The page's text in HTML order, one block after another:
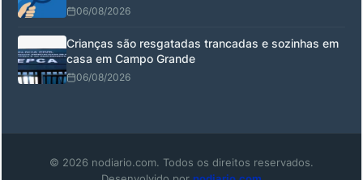
06/08/2026
Crianças são resgatadas trancadas e sozinhas em
casa em Campo Grande
06/08/2026
© 2026 nodiario.com. Todos os direitos reservados.